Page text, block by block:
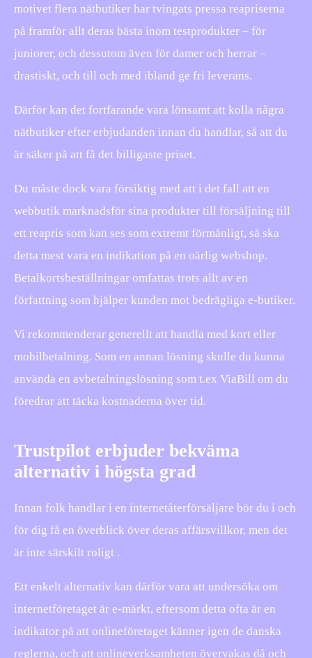
motivet flera nätbutiker har tvingats pressa reapriserna
på framför allt deras bästa inom testprodukter – för
juniorer, och dessutom även för damer och herrar –
drastiskt, och till och med ibland ge fri leverans.
Därför kan det fortfarande vara lönsamt att kolla några
nätbutiker efter erbjudanden innan du handlar, så att du
är säker på att få det billigaste priset.
Du måste dock vara försiktig med att i det fall att en
webbutik marknadsför sina produkter till försäljning till
ett reapris som kan ses som extremt förmånligt, så ska
detta mest vara en indikation på en oärlig webshop.
Betalkortsbeställningar omfattas trots allt av en
författning som hjälper kunden mot bedrägliga e-butiker.
Vi rekommenderar generellt att handla med kort eller
mobilbetalning. Som en annan lösning skulle du kunna
använda en avbetalningslösning som t.ex ViaBill om du
föredrar att täcka kostnaderna över tid.
Trustpilot erbjuder bekväma
alternativ i högsta grad
Innan folk handlar i en internetåterförsäljare bör du i och
för dig få en överblick över deras affärsvillkor, men det
är inte särskilt roligt .
Ett enkelt alternativ kan därför vara att undersöka om
internetföretaget är e-märkt, eftersom detta ofta är en
indikator på att onlineföretaget känner igen de danska
reglerna, och att onlineverksamheten övervakas då och